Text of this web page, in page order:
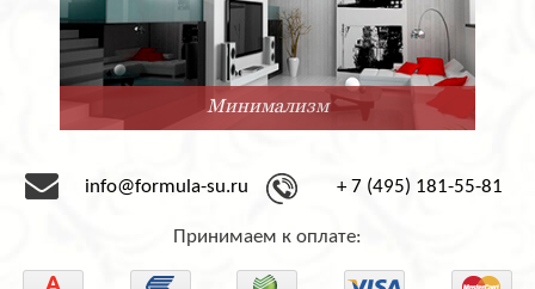
Минимализм
info@formula-su.ru + 7 (495) 181-55-81
Принимаем к оплате: